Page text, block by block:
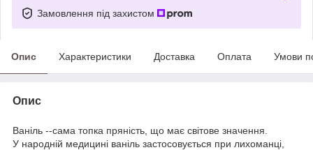
Замовлення під захистом
Опис Характеристики Доставка Оплата Умови
Опис
Ваніль --сама топка пряність, що має світове значення.
У народній медицині ваніль застосовується при лихоманці,